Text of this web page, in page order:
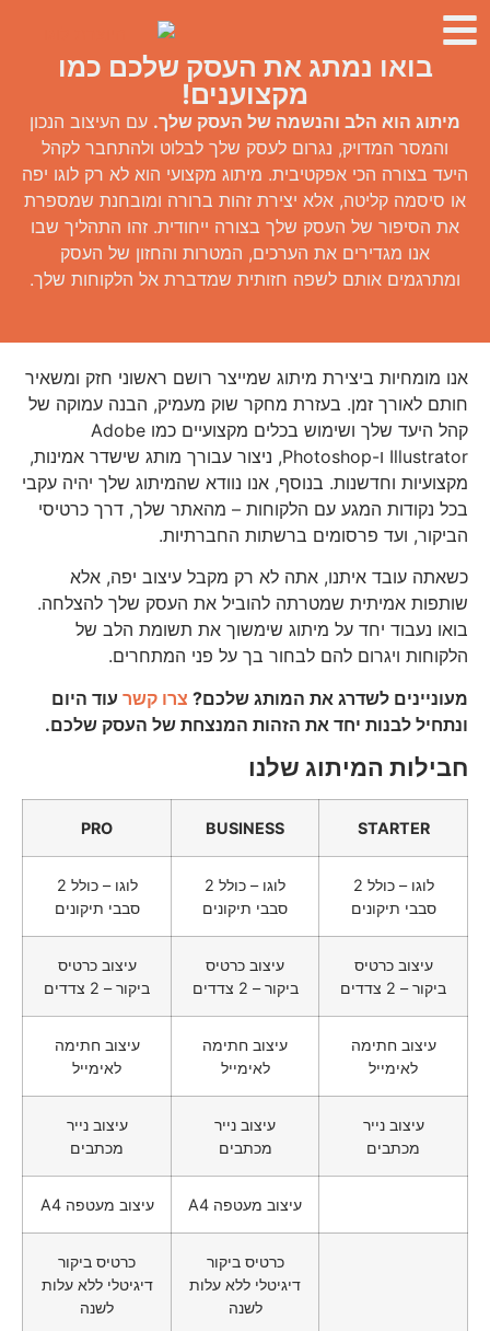
בואו נמתג את העסק שלכם כמו
מקצוענים!
מיתוג הוא הלב והנשמה של העסק שלך. עם העיצוב הנכון
והמסר המדויק, נגרום לעסק שלך לבלוט ולהתחבר לקהל
היעד בצורה הכי אפקטיבית. מיתוג מקצועי הוא לא רק לוגו יפה
או סיסמה קליטה, אלא יצירת זהות ברורה ומובחנת שמספרת
את הסיפור של העסק שלך בצורה ייחודית. זהו התהליך שבו
אנו מגדירים את הערכים, המטרות והחזון של העסק
ומתרגמים אותם לשפה חזותית שמדברת אל הלקוחות שלך.
אנו מומחיות ביצירת מיתוג שמייצר רושם ראשוני חזק ומשאיר
חותם לאורך זמן. בעזרת מחקר שוק מעמיק, הבנה עמוקה של
קהל היעד שלך ושימוש בכלים מקצועיים כמו Adobe
Illustrator ו-Photoshop, ניצור עבורך מותג שישדר אמינות,
מקצועיות וחדשנות. בנוסף, אנו נוודא שהמיתוג שלך יהיה עקבי
בכל נקודות המגע עם הלקוחות – מהאתר שלך, דרך כרטיסי
הביקור, ועד פרסומים ברשתות החברתיות.
כשאתה עובד איתנו, אתה לא רק מקבל עיצוב יפה, אלא
שותפות אמיתית שמטרתה להוביל את העסק שלך להצלחה.
בואו נעבוד יחד על מיתוג שימשוך את תשומת הלב של
הלקוחות ויגרום להם לבחור בך על פני המתחרים.
מעוניינים לשדרג את המותג שלכם? צרו קשר עוד היום
ונתחיל לבנות יחד את הזהות המנצחת של העסק שלכם.
חבילות המיתוג שלנו
STARTER
BUSINESS
PRO
לוגו – כולל 2
סבבי תיקונים
לוגו – כולל 2
סבבי תיקונים
לוגו – כולל 2
סבבי תיקונים
עיצוב כרטיס
ביקור – 2 צדדים
עיצוב כרטיס
ביקור – 2 צדדים
עיצוב כרטיס
ביקור – 2 צדדים
עיצוב חתימה
לאימייל
עיצוב חתימה
לאימייל
עיצוב חתימה
לאימייל
עיצוב נייר
מכתבים
עיצוב נייר
מכתבים
עיצוב נייר
מכתבים
עיצוב מעטפה A4 עיצוב מעטפה A4
כרטיס ביקור
דיגיטלי ללא עלות
לשנה
כרטיס ביקור
דיגיטלי ללא עלות
לשנה